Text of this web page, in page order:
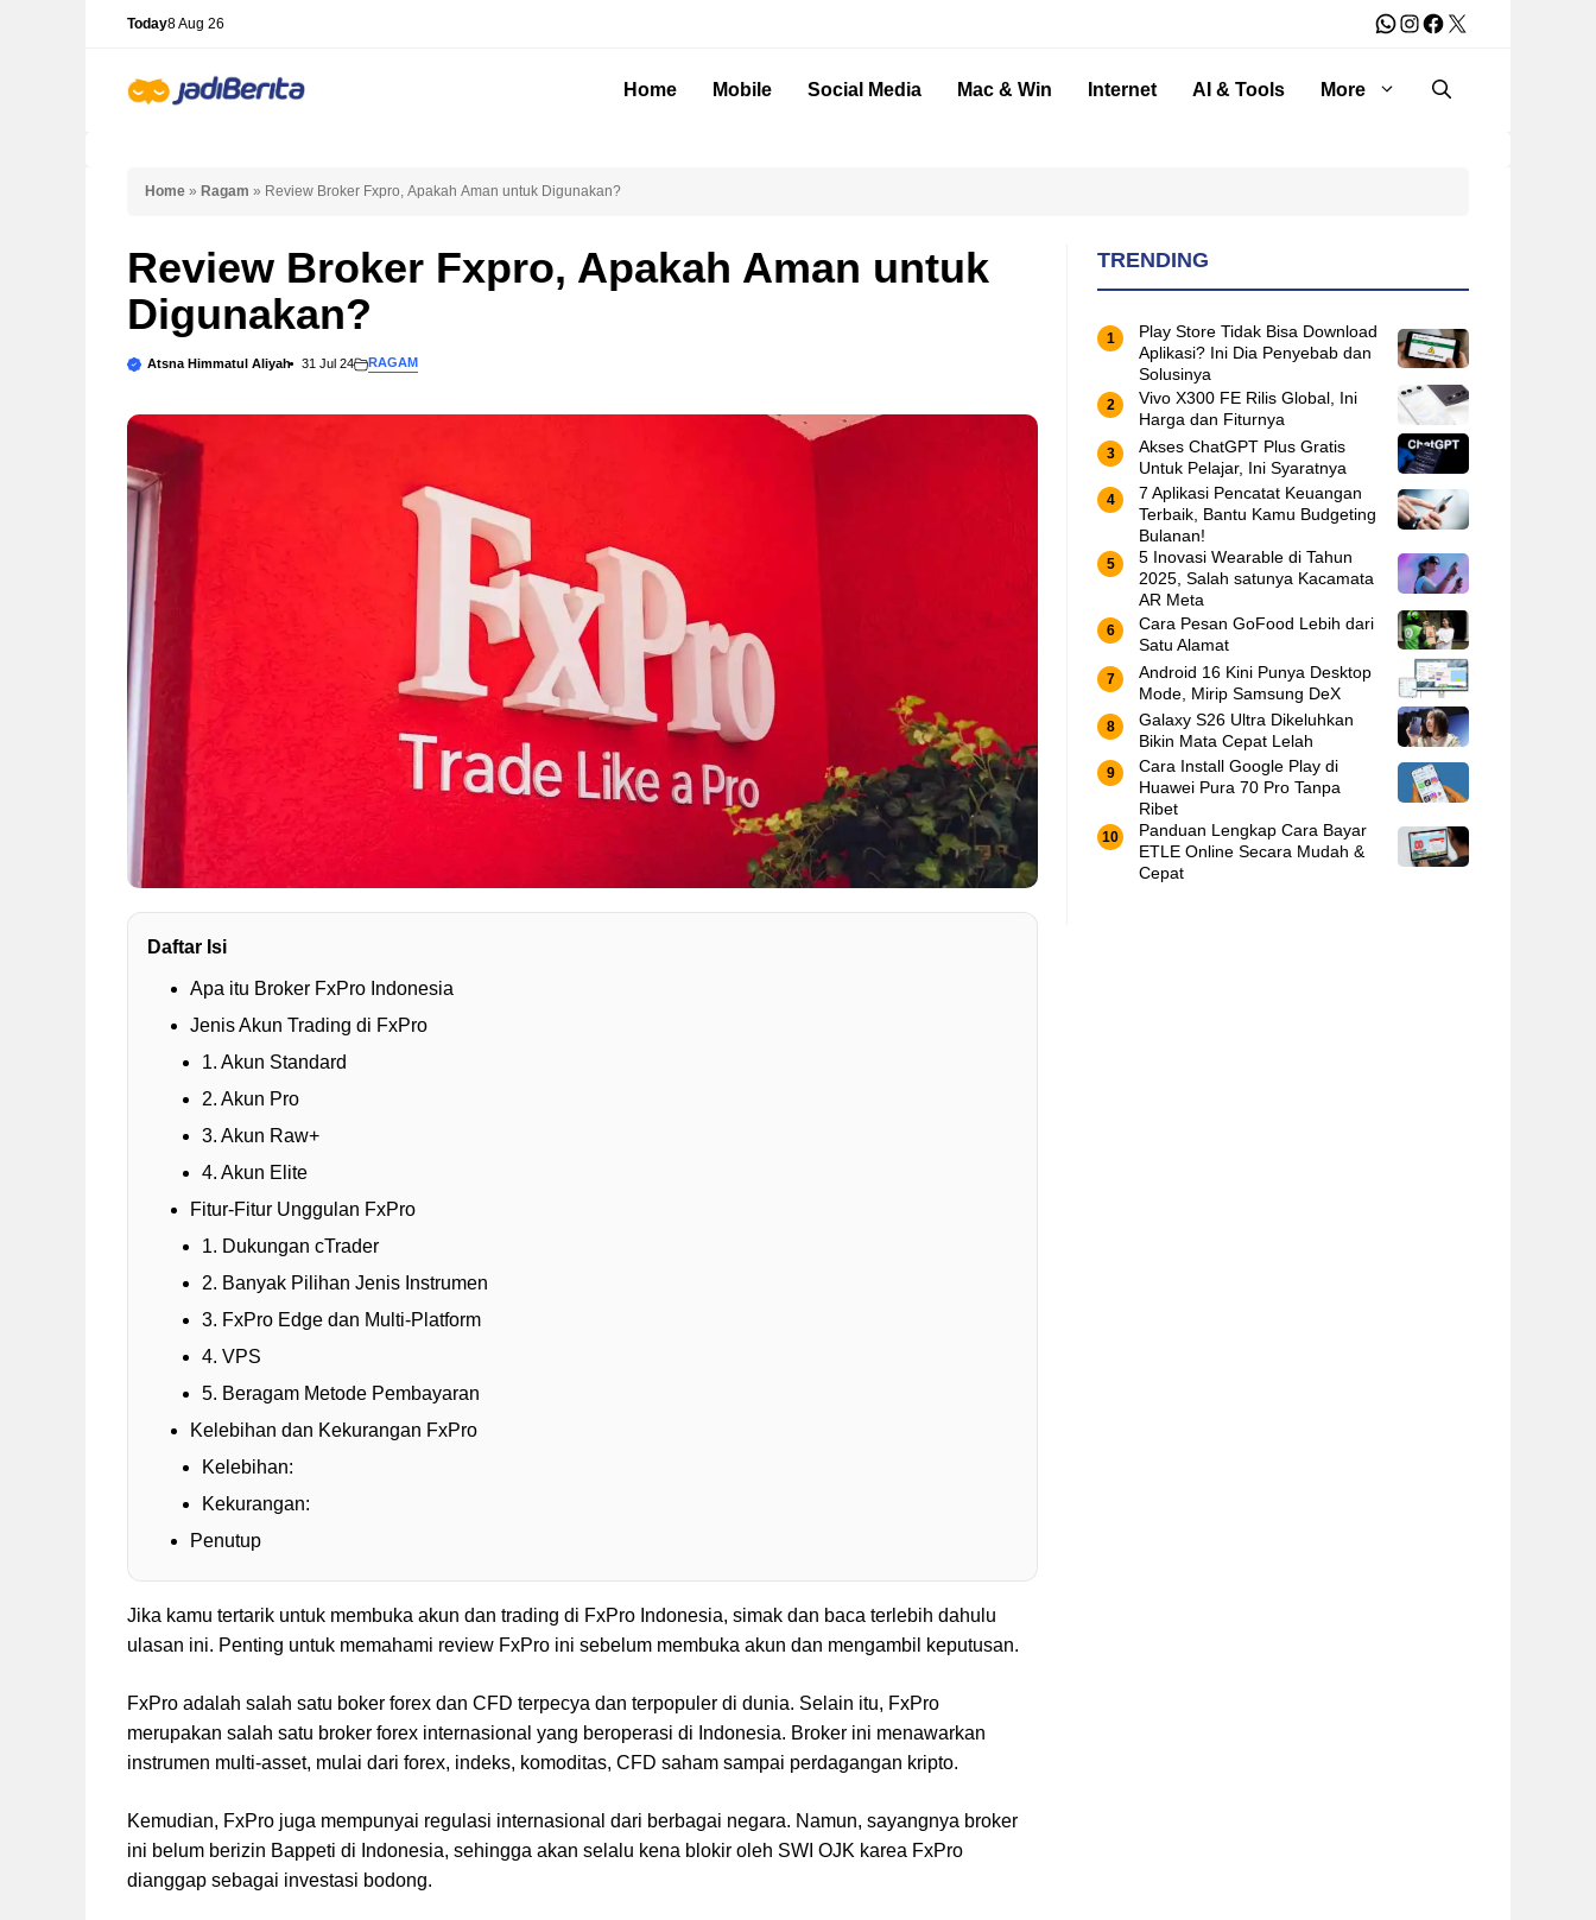
Today8 Aug 26 WhatsApp
Instagram
Facebook
X
Home Mobile Social Media Mac & Win Internet AI & Tools More
Home » Ragam » Review Broker Fxpro, Apakah Aman untuk Digunakan?
Review Broker Fxpro, Apakah Aman untuk
Digunakan?
Atsna Himmatul Aliyah 31 Jul 24 RAGAM
Daftar Isi
Apa itu Broker FxPro Indonesia
Jenis Akun Trading di FxPro
1. Akun Standard
2. Akun Pro
3. Akun Raw+
4. Akun Elite
Fitur-Fitur Unggulan FxPro
1. Dukungan cTrader
2. Banyak Pilihan Jenis Instrumen
3. FxPro Edge dan Multi-Platform
4. VPS
5. Beragam Metode Pembayaran
Kelebihan dan Kekurangan FxPro
Kelebihan:
Kekurangan:
Penutup
Jika kamu tertarik untuk membuka akun dan trading di FxPro Indonesia, simak dan baca terlebih dahulu
ulasan ini. Penting untuk memahami review FxPro ini sebelum membuka akun dan mengambil keputusan.
FxPro adalah salah satu boker forex dan CFD terpecya dan terpopuler di dunia. Selain itu, FxPro
merupakan salah satu broker forex internasional yang beroperasi di Indonesia. Broker ini menawarkan
instrumen multi-asset, mulai dari forex, indeks, komoditas, CFD saham sampai perdagangan kripto.
Kemudian, FxPro juga mempunyai regulasi internasional dari berbagai negara. Namun, sayangnya broker
ini belum berizin Bappeti di Indonesia, sehingga akan selalu kena blokir oleh SWI OJK karea FxPro
dianggap sebagai investasi bodong.
TRENDING
Play Store Tidak Bisa Download
Aplikasi? Ini Dia Penyebab dan
Solusinya
Vivo X300 FE Rilis Global, Ini
Harga dan Fiturnya
Akses ChatGPT Plus Gratis
Untuk Pelajar, Ini Syaratnya
7 Aplikasi Pencatat Keuangan
Terbaik, Bantu Kamu Budgeting
Bulanan!
5 Inovasi Wearable di Tahun
2025, Salah satunya Kacamata
AR Meta
Cara Pesan GoFood Lebih dari
Satu Alamat
Android 16 Kini Punya Desktop
Mode, Mirip Samsung DeX
Galaxy S26 Ultra Dikeluhkan
Bikin Mata Cepat Lelah
Cara Install Google Play di
Huawei Pura 70 Pro Tanpa
Ribet
Panduan Lengkap Cara Bayar
ETLE Online Secara Mudah &
Cepat